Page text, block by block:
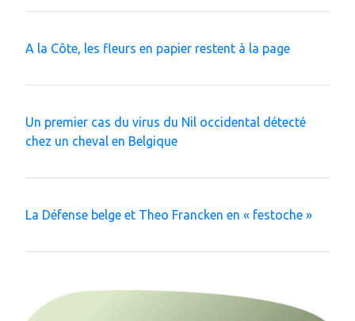
A la Côte, les fleurs en papier restent à la page
Un premier cas du virus du Nil occidental détecté
chez un cheval en Belgique
La Défense belge et Theo Francken en « festoche »